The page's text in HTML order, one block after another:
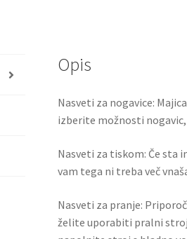
k
Opis
Nasveti za nogavice:
izberite možnosti
Nasveti za tiskom: Če sta
vam tega ni treba več
Nasveti za pranje:
želite uporabiti pralni